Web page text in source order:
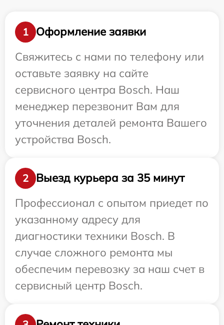
1
Оформление заявки
Свяжитесь с нами по телефону или
оставьте заявку на сайте
сервисного центра Bosch. Наш
менеджер перезвонит Вам для
уточнения деталей ремонта Вашего
устройства Bosch.
2
Выезд курьера за 35 минут
Профессионал с опытом приедет по
указанному адресу для
диагностики техники Bosch. В
случае сложного ремонта мы
обеспечим перевозку за наш счет в
сервисный центр Bosch.